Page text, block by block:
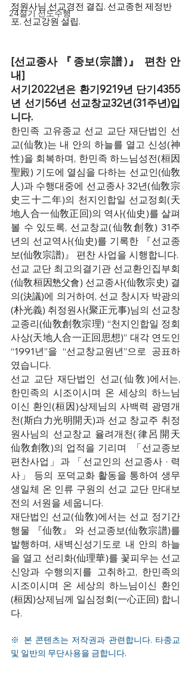
24절기 선도수행
정원사님 선교경전 결집. 선교종헌 제정반
포. 선교강원 설립.
​[선교종사 『종보(宗譜)』 편찬 안
내]
서기2022년은 환기9219년 단기4355
년 선기56년 선교창교32년(31주년)입
니다.
한민족 고유종교 선교 교단 재단법인 선
교(仙敎)는 내 안의 하늘를 열고 신성(神
性)을 회복하며, 한민족 하느님성전(桓因
聖殿) 기도에 열심을 다하는 선교인(仙敎
人)과 수행대중에 선교종사 32년(仙敎宗
史三十二年)의 천지인합일 선교정회(天
地人合一仙敎正回)의 역사(仙史)를 살펴
볼 수 있도록, 선교창교(仙敎創敎) 31주
년의 선교역사(仙史)를 기록한 『선교종
보(仙敎宗譜)』 편찬 사업을 시행합니다.
선교 교단 최고의결기관 선교환인집부회
(仙敎桓因慹父會) 선교종사(仙敎宗史) 결
의(決議)에 의거하여, 선교 창시자 박광의
(朴光義) 취정원사(聚正元事)님의 선교창
교종리(仙敎創敎宗理) “천지인합일 정회
사상(天地人合一正回思想)” 대각 연도인
“1991년”을 “선교창교원년”으로 공표하
였습니다.
선교 교단 재단법인 선교(仙敎)에서는,
한민족의 시조이시며 온 세상의 하느님
이신 환인(桓因)상제님의 사백력 광명개
천(斯白力光明開天)과 선교 창교주 취정
원사님의 선교창교 율려개천(律呂開天
仙敎創敎)의 업적을 기리며  「선교종보
편찬사업」과 「선교인의 선교종사 · 력
사」 등의 포덕교화 활동을 통하여 생무
생일체 온 인류 구원의 선교 교단 만대보
전의 서원을 세웁니다.
재단법인 선교(仙敎)에서는 선교 정기간
행물 『仙敎』 와 선교종보(仙敎宗譜)를
발행하며, 새벽신성기도로 내 안의 하늘
을 열고 선리화(仙理華)를 꽃피우는 선교
신앙과 수행의지를 고취하고, 한민족의
시조이시며 온 세상의 하느님이신 환인
(桓因)상제님께 일심정회(一心正回) 합니
다.
※ 본 콘텐츠는 저작권과 관련합니다. 타종교
및 일반의 무단사용을 금합니다.